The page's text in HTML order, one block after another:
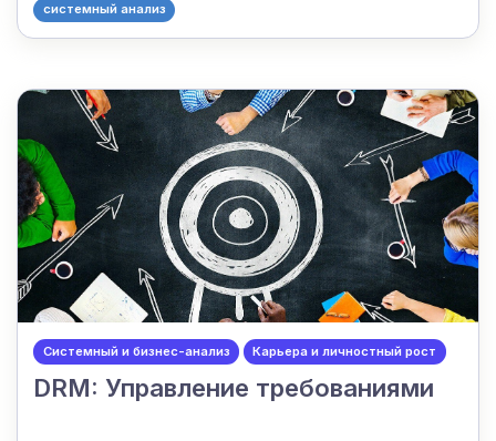
системный анализ
Системный и бизнес-анализ Карьера и личностный рост
DRM: Управление требованиями